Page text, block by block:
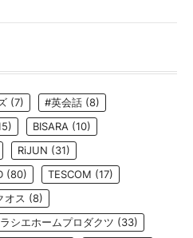
(7) #英会話 (8)
BISARA (10)
RiJUN (31)
(80) TESCOM (17)
オス (8)
シエホームプロダクツ (33)